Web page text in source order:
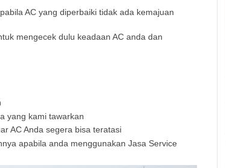
AC yang diperbaiki tidak ada kemajuan
mengecek dulu keadaan AC anda dan
yang kami tawarkan
AC Anda segera bisa teratasi
apabila anda menggunakan Jasa Service